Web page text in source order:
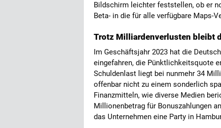
Bildschirm leichter feststellen, ob er
Beta- in die für alle verfügbare
Trotz Milliardenverlusten bleibt
Im Geschäftsjahr 2023 hat die
eingefahren, die Pünktlichkeitsquote
Schuldenlast liegt bei nunmehr 34
offenbar nicht zu einem sonderlich
Finanzmitteln, wie diverse Medien
Millionenbetrag für Bonuszahlungen
das Unternehmen eine Party in